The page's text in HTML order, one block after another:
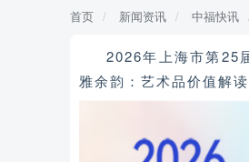
首页 新闻资讯 中福快讯
2026年上海市第25
雅余韵：艺术品价值解